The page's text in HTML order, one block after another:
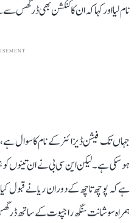
نام لیا اور کہا کہ ان کا کنکشن بھی ڈرگس
جہاں تک فیشن ڈیزائنر کے نام کا سوال
ہو سکی ہے۔ لیکن این سی بی نے ان تینوں
ہے کہ پوچھ تاچھ کے دوران ریا نے قبول
ہمراہ سوشانت سنگھ راجپوت کے ساتھ